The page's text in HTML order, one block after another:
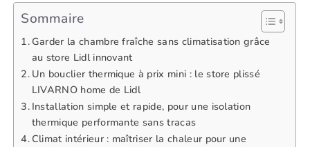
Sommaire
Garder la chambre fraîche sans climatisation grâce
au store Lidl innovant
Un bouclier thermique à prix mini : le store plissé
LIVARNO home de Lidl
Installation simple et rapide, pour une isolation
thermique performante sans tracas
Climat intérieur : maîtriser la chaleur pour une